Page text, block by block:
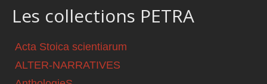
Les collections PETRA
Acta Stoica scientiarum
ALTER-NARRATIVES